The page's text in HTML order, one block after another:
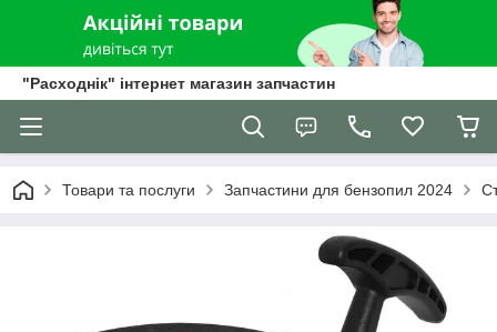
"Расходнік" інтернет магазин запчастин
Товари та послуги Запчастини для бензопил 2024